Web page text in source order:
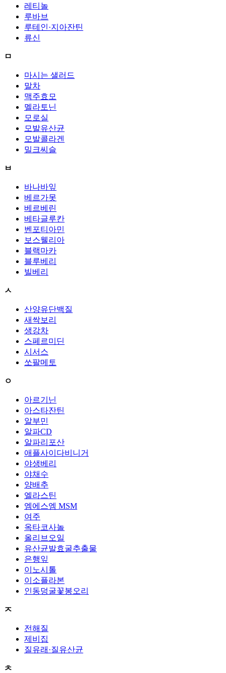
레티놀
루바브
루테인·지아잔틴
류신
ㅁ
마시는 샐러드
말차
맥주효모
멜라토닌
모로실
모발유산균
모발콜라겐
밀크씨슬
ㅂ
바나바잎
베르가못
베르베린
베타글루칸
벤포티아민
보스웰리아
블랙마카
블루베리
빌베리
ㅅ
산양유단백질
새싹보리
생강차
스페르미딘
시서스
쏘팔메토
ㅇ
아르기닌
아스타잔틴
알부민
알파CD
알파리포산
애플사이다비니거
야생베리
야채수
양배추
엘라스틴
엠에스엠 MSM
여주
옥타코사놀
올리브오일
유산균발효굴추출물
은행잎
이노시톨
이소플라본
인동덩굴꽃봉오리
ㅈ
전해질
제비집
질유래·질유산균
ㅊ